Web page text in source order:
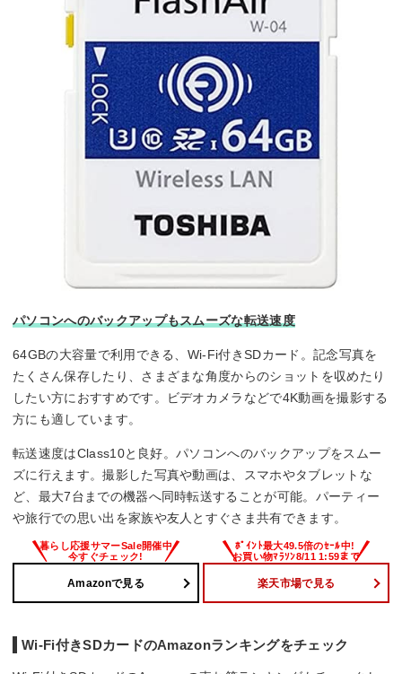
パソコンへのバックアップもスムーズな転送速度
64GBの大容量で利用できる、Wi-Fi付きSDカード。記念写真を
たくさん保存したり、さまざまな角度からのショットを収めたり
したい方におすすめです。ビデオカメラなどで4K動画を撮影する
方にも適しています。
転送速度はClass10と良好。パソコンへのバックアップをスムー
ズに行えます。撮影した写真や動画は、スマホやタブレットな
ど、最大7台までの機器へ同時転送することが可能。パーティー
や旅行での思い出を家族や友人とすぐさま共有できます。
Amazonで見る 楽天市場で見る
Wi-Fi付きSDカードのAmazonランキングをチェック